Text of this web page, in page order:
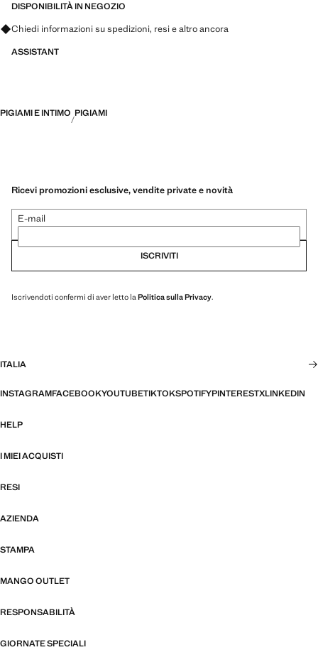
DISPONIBILITÀ IN NEGOZIO
Chiedi informazioni su spedizioni, resi e altro ancora
ASSISTANT
PIGIAMI E INTIMO PIGIAMI
Ricevi promozioni esclusive, vendite private e novità
E-mail
ISCRIVITI
Iscrivendoti confermi di aver letto la Politica sulla Privacy.
ITALIA
INSTAGRAMFACEBOOKYOUTUBETIKTOKSPOTIFYPINTERESTXLINKEDIN
HELP
I MIEI ACQUISTI
RESI
AZIENDA
STAMPA
MANGO OUTLET
RESPONSABILITÀ
GIORNATE SPECIALI